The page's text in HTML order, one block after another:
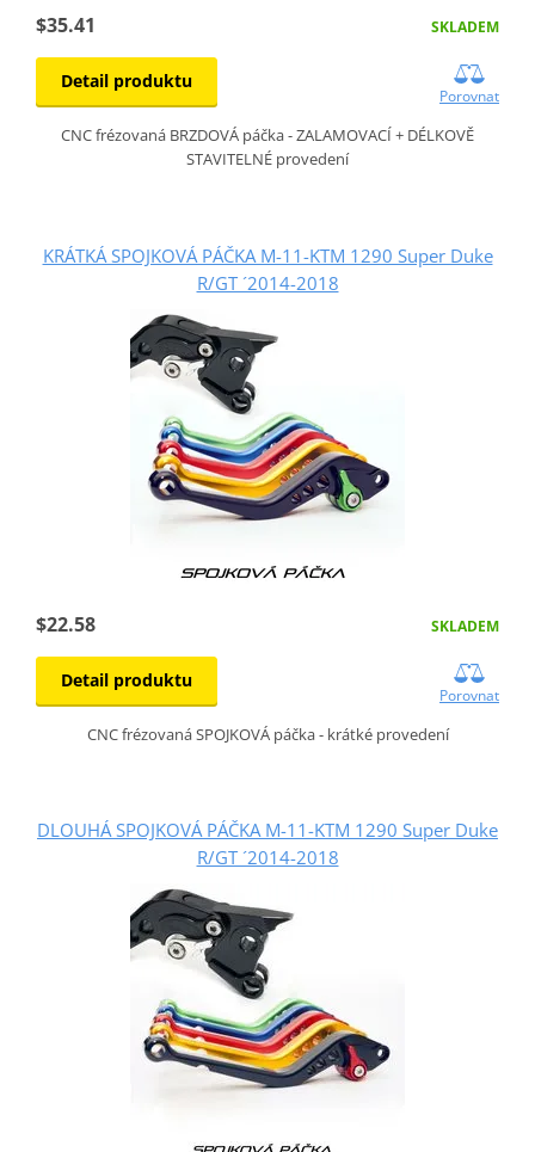
$35.41 SKLADEM
Detail produktu
Porovnat
CNC frézovaná BRZDOVÁ páčka - ZALAMOVACÍ + DÉLKOVĚ
STAVITELNÉ provedení
KRÁTKÁ SPOJKOVÁ PÁČKA M-11-KTM 1290 Super Duke
R/GT ´2014-2018
$22.58 SKLADEM
Detail produktu
Porovnat
CNC frézovaná SPOJKOVÁ páčka - krátké provedení
DLOUHÁ SPOJKOVÁ PÁČKA M-11-KTM 1290 Super Duke
R/GT ´2014-2018